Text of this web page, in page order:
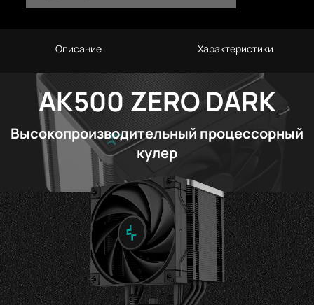
Описание Характеристики
AK500 ZERO DARK
Высокопроизводительный процессорный
кулер